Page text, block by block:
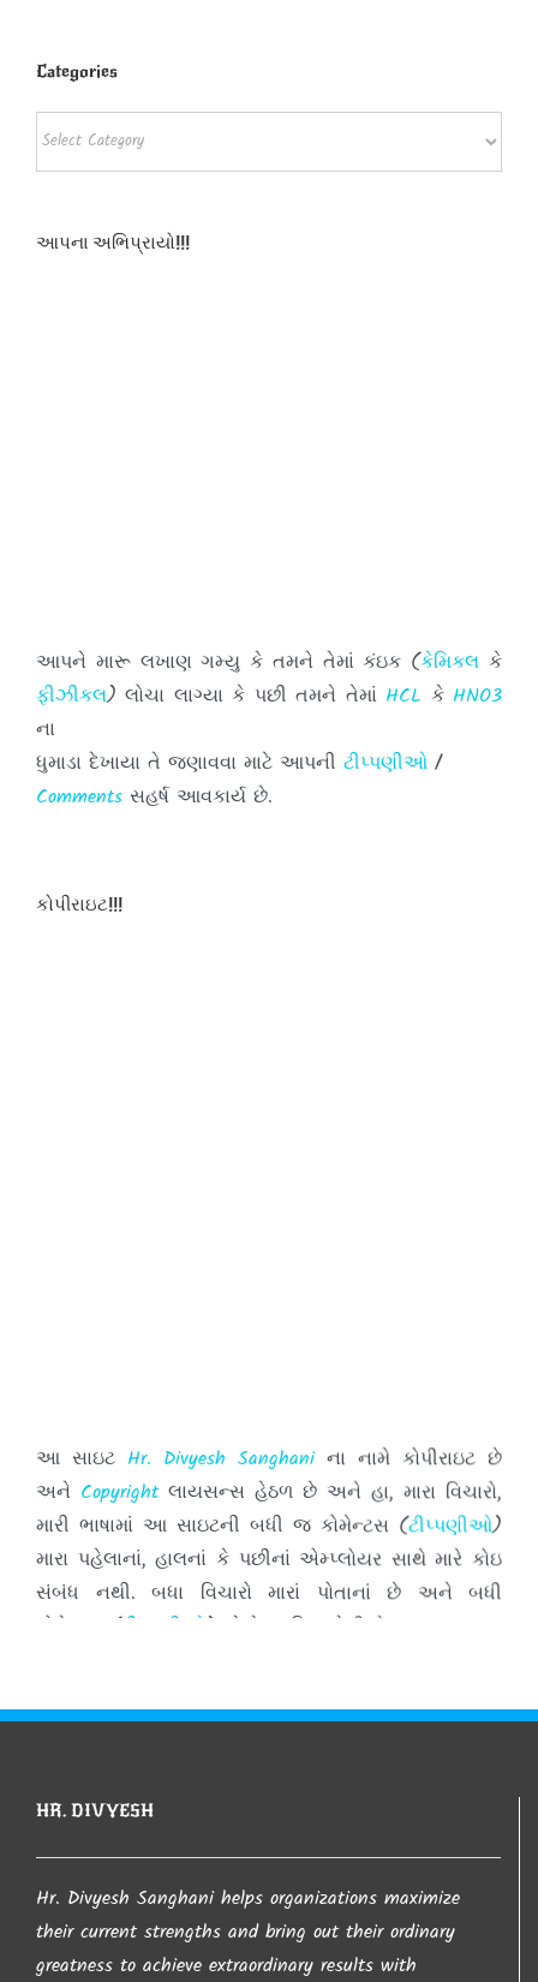
Categories
Categories
આપના અભિપ્રાયો!!!
આપને મારૂ લખાણ ગમ્યુ કે તમને તેમાં કંઇક (કેમિકલ કે
ફીઝીકલ) લોચા લાગ્યા કે પછી તમને તેમાં HCL કે HNO3
ના
ધુમાડા દેખાયા તે જણાવવા માટે આપની ટીપ્પણીઓ /
Comments
સહર્ષ આવકાર્ય છે.
ની નીચે આપેલા
કોપીરાઇટ!!!
આ સાઇટ Hr. Divyesh Sanghaniના નામે કોપીરાઇટ છે
અને Copyright લાયસન્સ હેઠળ છે અને હા, મારા વિચારો,
મારી ભાષામાં આ સાઇટની બધી જ કોમેન્ટસ (ટીપ્પણીઓ)
મારા પહેલાનાં, હાલનાં કે પછીનાં એમ્પ્લોયર સાથે મારે કોઇ
સંબંધ નથી. બધા વિચારો મારાં પોતાનાં છે અને બધી
કોમેન્ટસ (ટીપ્પણીઓ ) જે તે વ્યક્તિઓની છે.
આ સાઈટ પરથી જો કંઇ પણ લખાણ લેવામાં આવશે તો તેની
કોપીરાઈટનો ભંગ કરતુ જણાય તો તેની તરત જ જાણ
કરવા વિનંતી.
આપ નો ખુબ ખુબ આભાર…
HR. DIVYESH
Hr. Divyesh Sanghani helps organizations maximize
their current strengths and bring out their ordinary
greatness to achieve extraordinary results with